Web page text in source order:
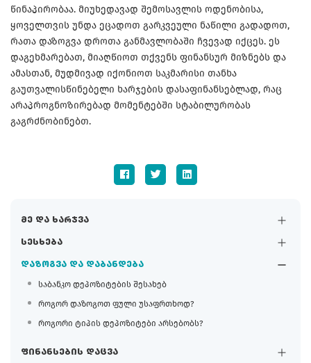
მე და ხარჯვა
სესხება
დაზოგვა და დაბანდება
საბანკო დეპოზიტების შესახებ
როგორ დაზოგოთ ფული უსაფრთხოდ?
როგორი ტიპის დეპოზიტები არსებობს?
ფინანსების დაცვა
წინაპირობაა. მიუხედავად შემოსავლის ოდენობისა,
ყოველთვის უნდა ეცადოთ გარკვეული ნაწილი გადადოთ,
რათა დაზოგვა დროთა განმავლობაში ჩვევად იქცეს. ეს
დაგეხმარებათ, მიაღწიოთ თქვენს ფინანსურ მიზნებს და
ამასთან, მუდმივად იქონიოთ საკმარისი თანხა
გაუთვალისწინებელი ხარჯების დასაფინანსებლად, რაც
არაპროგნოზირებად მომენტებში სტაბილურობას
გაგრძნობინებთ.